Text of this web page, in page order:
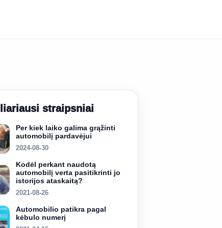
straipsniai
Per kiek laiko galima grąžinti
automobilį pardavėjui
2024-08-30
Kodėl perkant naudotą
automobilį verta pasitikrinti jo
istorijos ataskaitą?
2021-08-26
Automobilio patikra pagal
kėbulo numerį